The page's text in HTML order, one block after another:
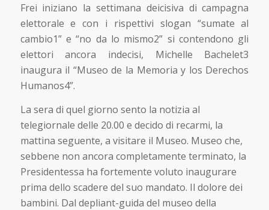
Frei iniziano la settimana deicisiva di campagna
elettorale e con i rispettivi slogan “sumate al
cambio1” e “no da lo mismo2” si contendono gli
elettori ancora indecisi, Michelle Bachelet3
inaugura il “Museo de la Memoria y los Derechos
Humanos4”.
La sera di quel giorno sento la notizia al
telegiornale delle 20.00 e decido di recarmi, la
mattina seguente, a visitare il Museo. Museo che,
sebbene non ancora completamente terminato, la
Presidentessa ha fortemente voluto inaugurare
prima dello scadere del suo mandato. Il dolore dei
bambini. Dal depliant-guida del museo della